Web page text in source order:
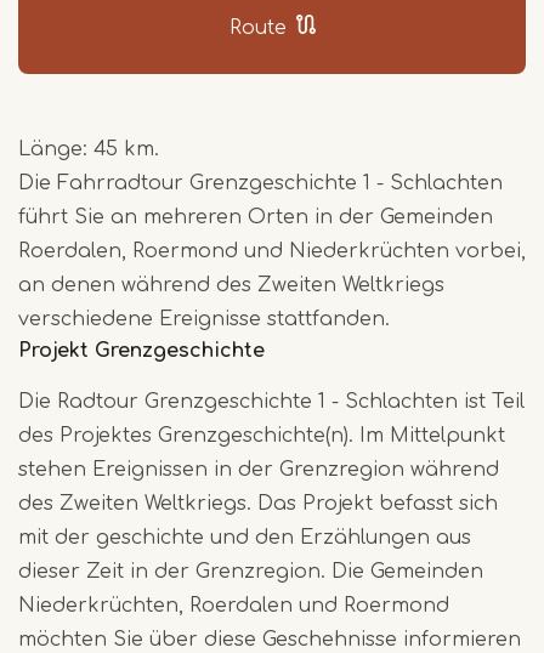
Route
Länge: 45 km.
Die Fahrradtour Grenzgeschichte 1 - Schlachten
führt Sie an mehreren Orten in der Gemeinden
Roerdalen, Roermond und Niederkrüchten vorbei,
an denen während des Zweiten Weltkriegs
verschiedene Ereignisse stattfanden.
Projekt Grenzgeschichte
Die Radtour Grenzgeschichte 1 - Schlachten ist Teil
des Projektes Grenzgeschichte(n). Im Mittelpunkt
stehen Ereignissen in der Grenzregion während
des Zweiten Weltkriegs. Das Projekt befasst sich
mit der geschichte und den Erzählungen aus
dieser Zeit in der Grenzregion. Die Gemeinden
Niederkrüchten, Roerdalen und Roermond
möchten Sie über diese Geschehnisse informieren